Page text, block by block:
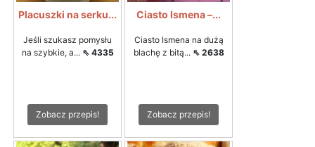
Placuszki na serku...
Jeśli szukasz pomysłu
na szybkie, a... ⇖ 4335
Zobacz przepis!
Ciasto Ismena –...
Ciasto Ismena na dużą
blachę z bitą... ⇖ 2638
Zobacz przepis!